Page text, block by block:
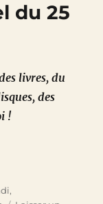
du 25
livres, du
des
!
,